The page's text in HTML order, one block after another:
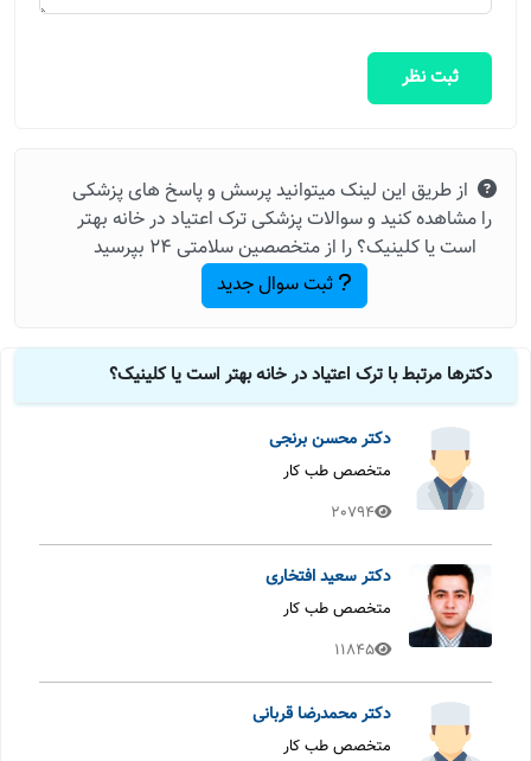
ثبت نظر
از طریق این لینک میتوانید پرسش و پاسخ های پزشکی
را مشاهده کنید و سوالات پزشکی ترک اعتیاد در خانه بهتر
است یا کلینیک؟ را از متخصصین سلامتی 24 بپرسید
ثبت سوال جدید
دکترها مرتبط با ترک اعتیاد در خانه بهتر است یا کلینیک؟
دکتر محسن برنجی
متخصص طب کار
20794
دکتر سعید افتخاری
متخصص طب کار
11845
دکتر محمدرضا قربانی
متخصص طب کار